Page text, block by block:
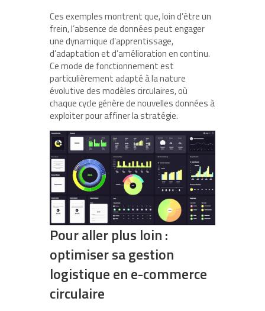
Ces exemples montrent que, loin d’être un
frein, l’absence de données peut engager
une dynamique d’apprentissage,
d’adaptation et d’amélioration en continu.
Ce mode de fonctionnement est
particulièrement adapté à la nature
évolutive des modèles circulaires, où
chaque cycle génère de nouvelles données à
exploiter pour affiner la stratégie.
Pour aller plus loin :
optimiser sa gestion
logistique en e-commerce
circulaire